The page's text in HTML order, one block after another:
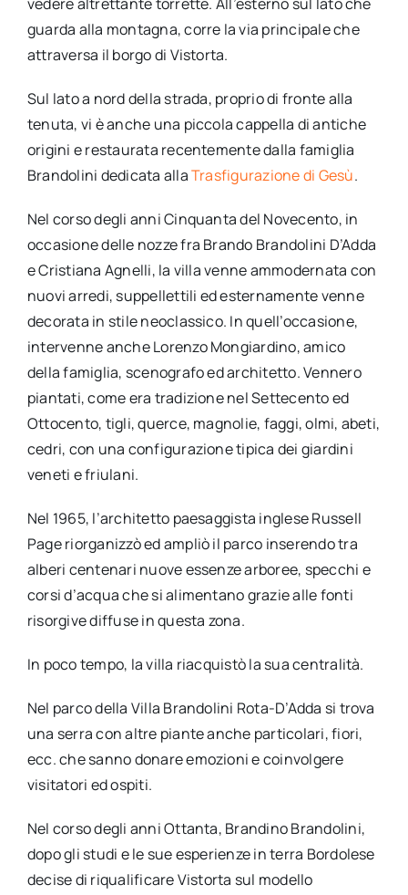
guarda alla montagna, corre la via principale che
attraversa il borgo di Vistorta.
Sul lato a nord della strada, proprio di fronte alla
tenuta, vi è anche una piccola cappella di antiche
origini e restaurata recentemente dalla famiglia
Brandolini dedicata allaTrasfigurazione di Gesù.
Nel corso degli anni Cinquanta del Novecento, in
occasione delle nozze fra Brando Brandolini D’Adda
e Cristiana Agnelli, la villa venne ammodernata con
nuovi arredi, suppellettili ed esternamente venne
decorata in stile neoclassico. In quell’occasione,
intervenne anche Lorenzo Mongiardino, amico
della famiglia, scenografo ed architetto. Vennero
piantati, come era tradizione nel Settecento ed
Ottocento, tigli, querce, magnolie, faggi, olmi, abeti,
cedri, con una configurazione tipica dei giardini
veneti e friulani.
Nel 1965, l’architetto paesaggista inglese Russell
Page riorganizzò ed ampliò il parco inserendo tra
alberi centenari nuove essenze arboree, specchi e
corsi d’acqua che si alimentano grazie alle fonti
risorgive diffuse in questa zona.
In poco tempo, la villa riacquistò la sua centralità.
Nel parco della Villa Brandolini Rota-D’Adda si trova
una serra con altre piante anche particolari, fiori,
ecc. che sanno donare emozioni e coinvolgere
visitatori ed ospiti.
Nel corso degli anni Ottanta, Brandino Brandolini,
dopo gli studi e le sue esperienze in terra Bordolese
decise di riqualificare Vistorta sul modello